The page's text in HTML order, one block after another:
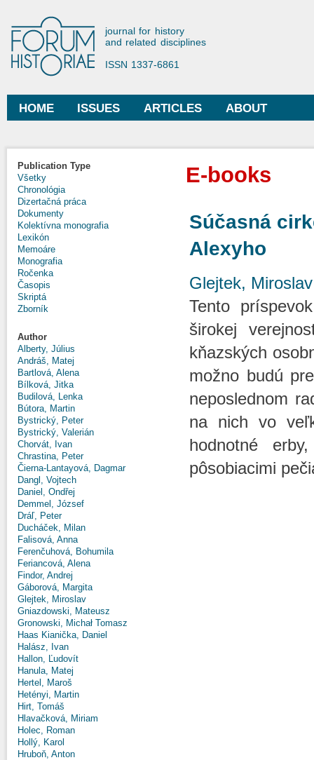
Forum Historiae
journal for history
and related disciplines
ISSN 1337-6861
Main menu
HOME ISSUES ARTICLES ABOUT
Publication Type
Všetky
Chronológia
Dizertačná práca
Dokumenty
Kolektívna monografia
Lexikón
Memoáre
Monografia
Ročenka
Časopis
Skriptá
Zborník
Author
Alberty, Július
Andráš, Matej
Bartlová, Alena
Bílková, Jitka
Budilová, Lenka
Bútora, Martin
Bystrický, Peter
Bystrický, Valerián
Chorvát, Ivan
Chrastina, Peter
Čierna-Lantayová, Dagmar
Dangl, Vojtech
Daniel, Ondřej
Demmel, József
Dráľ, Peter
Ducháček, Milan
Falisová, Anna
Ferenčuhová, Bohumila
Feriancová, Alena
Findor, Andrej
Gáborová, Margita
Glejtek, Miroslav
Gniazdowski, Mateusz
Gronowski, Michał Tomasz
Haas Kianička, Daniel
Halász, Ivan
Hallon, Ľudovít
Hanula, Matej
Hertel, Maroš
Hetényi, Martin
Hirt, Tomáš
Hlavačková, Miriam
Holec, Roman
Hollý, Karol
Hruboň, Anton
E-books
Súčasná
Alexyho
Glejtek, Miroslav
Tento
širokej
kňazských
možno budú
neposlednom
na nich vo
hodnotné
pôsobiacimi